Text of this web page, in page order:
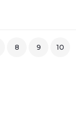
8 9 10